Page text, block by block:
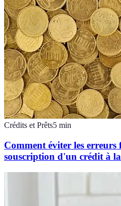
Crédits et Prêts5 min
Comment éviter les erreurs
souscription d'un crédit à